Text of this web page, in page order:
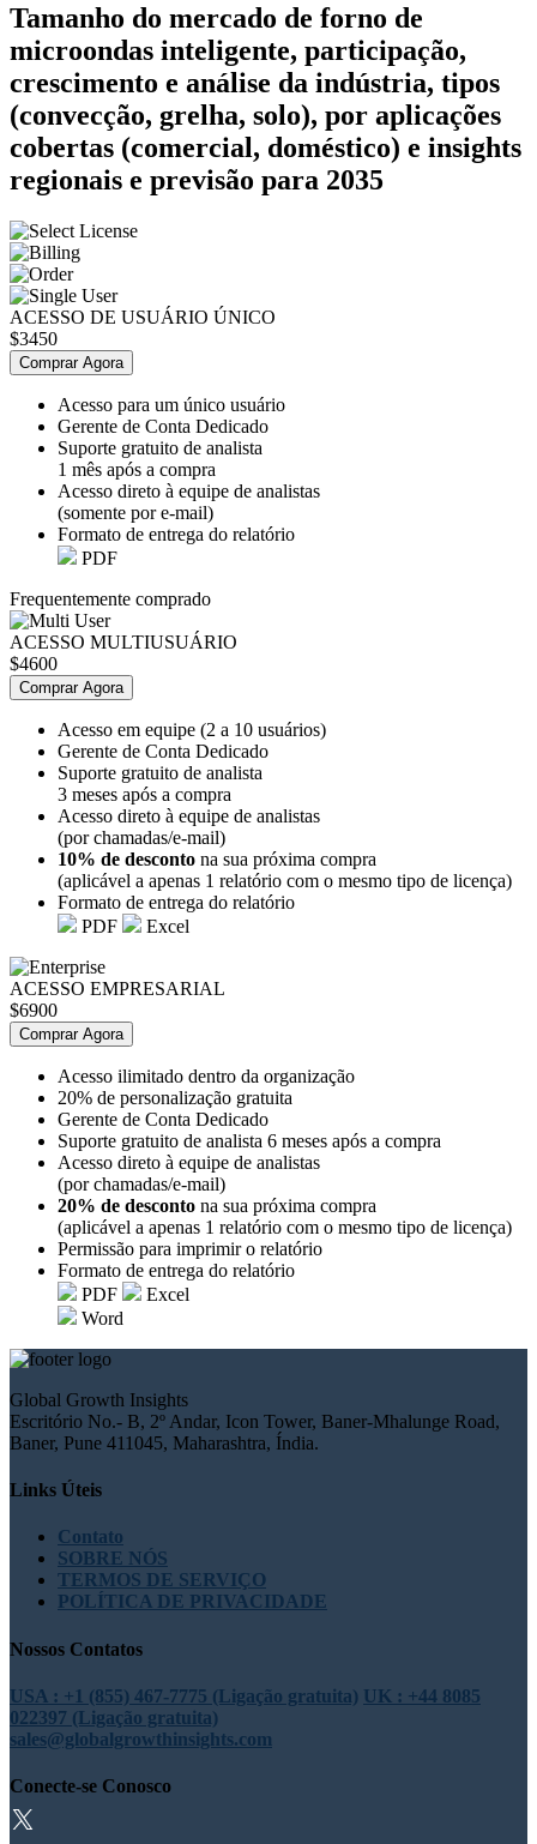
Tamanho do mercado de forno de
microondas inteligente, participação,
crescimento e análise da indústria, tipos
(convecção, grelha, solo), por aplicações
cobertas (comercial, doméstico) e insights
regionais e previsão para 2035
ACESSO DE USUÁRIO ÚNICO
$3450
Comprar Agora
Acesso para um único usuário
Gerente de Conta Dedicado
Suporte gratuito de analista
1 mês após a compra
Acesso direto à equipe de analistas
(somente por e-mail)
Formato de entrega do relatório
PDF
Frequentemente comprado
ACESSO MULTIUSUÁRIO
$4600
Comprar Agora
Acesso em equipe (2 a 10 usuários)
Gerente de Conta Dedicado
Suporte gratuito de analista
3 meses após a compra
Acesso direto à equipe de analistas
(por chamadas/e-mail)
10% de desconto na sua próxima compra
(aplicável a apenas 1 relatório com o mesmo tipo de licença)
Formato de entrega do relatório
PDF
Excel
ACESSO EMPRESARIAL
$6900
Comprar Agora
Acesso ilimitado dentro da organização
20% de personalização gratuita
Gerente de Conta Dedicado
Suporte gratuito de analista 6 meses após a compra
Acesso direto à equipe de analistas
(por chamadas/e-mail)
20% de desconto na sua próxima compra
(aplicável a apenas 1 relatório com o mesmo tipo de licença)
Permissão para imprimir o relatório
Formato de entrega do relatório
PDF
Excel
Word
Global Growth Insights
Escritório No.- B, 2º Andar, Icon Tower, Baner-Mhalunge Road,
Baner, Pune 411045, Maharashtra, Índia.
Links Úteis
Contato
SOBRE NÓS
TERMOS DE SERVIÇO
POLÍTICA DE PRIVACIDADE
Nossos Contatos
USA : +1 (855) 467-7775 (Ligação gratuita) UK : +44 8085
022397 (Ligação gratuita)
sales@globalgrowthinsights.com
Conecte-se Conosco